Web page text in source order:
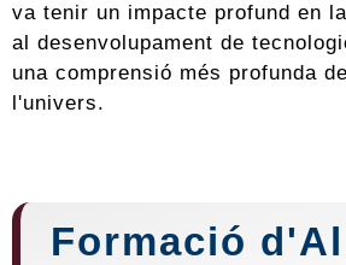
va tenir un impacte profund en
al desenvolupament de
una comprensió més profunda
l'univers.
Formació